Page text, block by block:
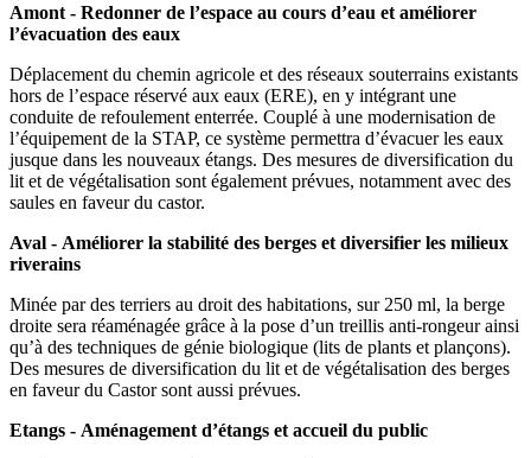
Amont - Redonner de l’espace au cours d’eau et améliorer
l’évacuation des eaux
Déplacement du chemin agricole et des réseaux souterrains existants
hors de l’espace réservé aux eaux (ERE), en y intégrant une
conduite de refoulement enterrée. Couplé à une modernisation de
l’équipement de la STAP, ce système permettra d’évacuer les eaux
jusque dans les nouveaux étangs. Des mesures de diversification du
lit et de végétalisation sont également prévues, notamment avec des
saules en faveur du castor.
Aval - Améliorer la stabilité des berges et diversifier les milieux
riverains
Minée par des terriers au droit des habitations, sur 250 ml, la berge
droite sera réaménagée grâce à la pose d’un treillis anti-rongeur ainsi
qu’à des techniques de génie biologique (lits de plants et plançons).
Des mesures de diversification du lit et de végétalisation des berges
en faveur du Castor sont aussi prévues.
Etangs - Aménagement d’étangs et accueil du public